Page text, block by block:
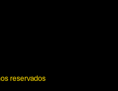
reservados